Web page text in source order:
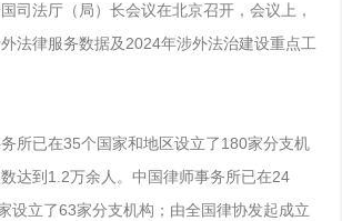
司法厅（局）长会议在北京召开，会议上，
法律服务数据及2024年涉外法治建设重点工
所已在35个国家和地区设立了180家分支机
达到1.2万余人。中国律师事务所已在24
设立了63家分支机构；由全国律协发起成立